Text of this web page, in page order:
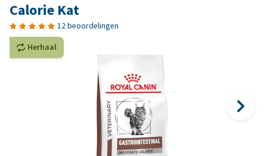
Calorie Kat
12 beoordelingen
Herhaal